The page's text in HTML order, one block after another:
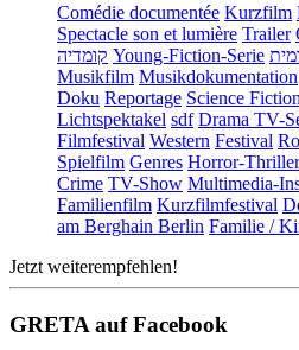
Comédie documentée Kurzfilm
Spectacle son et lumière Trailer
קומדיה Young-Fiction-Serie
Musikfilm Musikdokumentation
Doku Reportage Science Fiction
Lichtspektakel sdf Drama TV-
Filmfestival Western Festival
Spielfilm Genres Horror-Thriller
Crime TV-Show Multimedia-
Familienfilm Kurzfilmfestival
am Berghain Berlin Familie /
Jetzt weiterempfehlen!
GRETA auf Facebook